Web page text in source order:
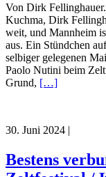
Von Dirk
Kuchma, Dirk
weit, und Mannheim
aus. Ein Stündchen
selbiger gelegenen
Paolo Nutini beim
Grund, […]
30. Juni 2024 |
Bestens